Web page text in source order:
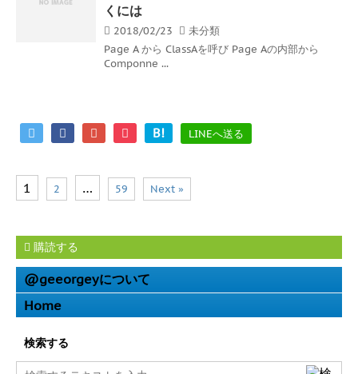
くには
2018/02/23
未分類
Page A から ClassAを呼び Page Aの内部から
Componne ...
B! LINEへ送る
1 2 … 59 Next »
購読する
@geeorgeyについて
Home
検索する